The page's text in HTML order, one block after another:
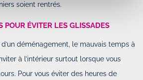
soient rentrés.
POUR ÉVITER LES GLISSADES
déménagement, le mauvais temps à
à l’intérieur surtout lorsque vous
Pour vous éviter des heures de